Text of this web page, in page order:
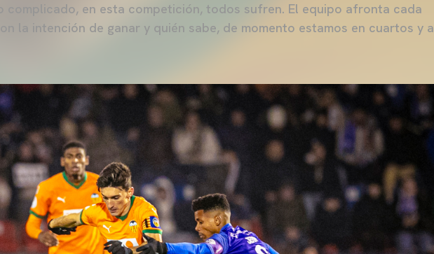
complicado, en esta competición, todos sufren. El equipo afronta cada
la intención de ganar y quién sabe, de momento estamos en cuartos y a